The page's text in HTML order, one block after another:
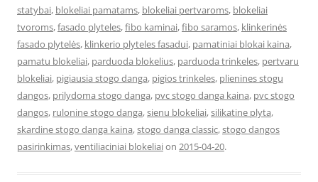
statybai, blokeliai pamatams, blokeliai pertvaroms, blokeliai
tvoroms,fasado plyteles,fibo kaminai,fibo saramos, klinkerinės
fasado plytelės, klinkerio plyteles fasadui, pamatiniai blokai kaina,
pamatu blokeliai, parduoda blokelius, parduoda trinkeles, pertvaru
blokeliai, pigiausia stogo danga, pigios trinkeles, plienines stogu
dangos, prilydoma stogo danga, pvc stogo danga kaina, pvc stogo
dangos, rulonine stogo danga,sienu blokeliai,silikatine plyta,
skardine stogo danga kaina,stogo danga classic,stogo dangos
pasirinkimas,ventiliaciniai blokeliaion 2015-04-20.